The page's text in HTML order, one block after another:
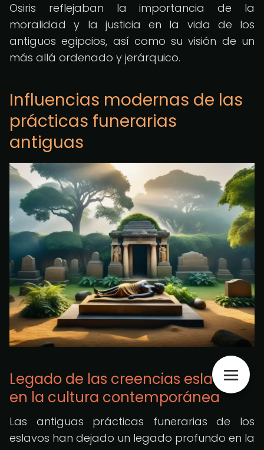
Osiris reflejaban la importancia de la
moralidad y la justicia en la vida de los
antiguos egipcios, así como su visión de un
más allá ordenado y jerárquico.
Influencias modernas de las
prácticas funerarias
antiguas
Legado de las creencias eslavas
en la cultura contemporánea
Las antiguas prácticas funerarias de los
eslavos han dejado un legado profundo en la